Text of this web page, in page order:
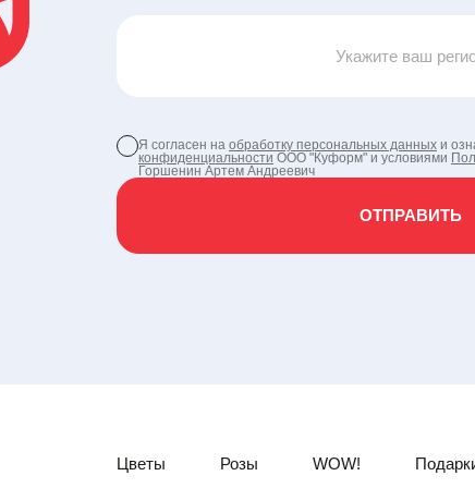
Я согласен на обработку персональных данных и
конфиденциальности ООО "Куформ" и условиями
Горшенин Артем Андреевич
Цветы Розы WOW!